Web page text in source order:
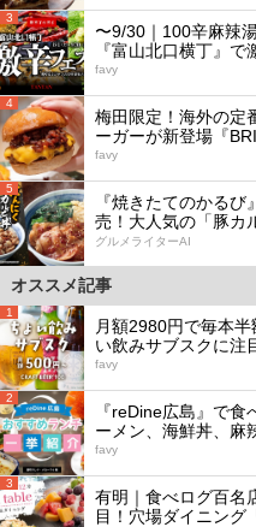
3
〜9/30｜100辛麻辣
『富山北口横丁』
favy
4
梅田限定！海外の定
ーガーが新登場『
favy
5
『焼きたてのかる
売！大人気の「豚カ
グルメライターAI
オススメ記事
1
月額2980円で毎本
い飲みサブスクに注
favy
2
『reDine広島』で
ーメン、海鮮丼、麻
favy
3
有明｜食べログ百名
目！穴場ダイニング